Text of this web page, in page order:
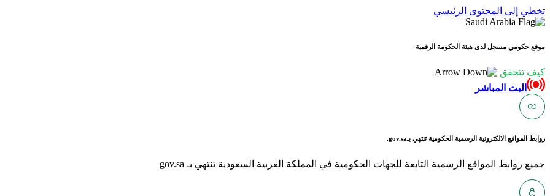
تخطي إلى المحتوى الرئيسي
موقع حكومي مسجل لدى هيئة الحكومة الرقمية
كيف تتحقق
البث المباشر
روابط المواقع الالكترونية الرسمية الحكومية تنتهي بـgov.sa.
جميع روابط المواقع الرسمية التابعة للجهات الحكومية في المملكة العربية السعودية تنتهي بـ gov.sa